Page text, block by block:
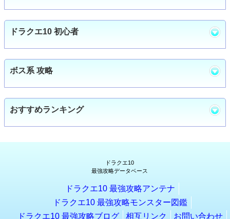
ドラクエ10 初心者
ボス系 攻略
おすすめランキング
ドラクエ10
最強攻略データベース
ドラクエ10 最強攻略アンテナ
ドラクエ10 最強攻略モンスター図鑑
ドラクエ10 最強攻略ブログ
相互リンク お問い合わせ